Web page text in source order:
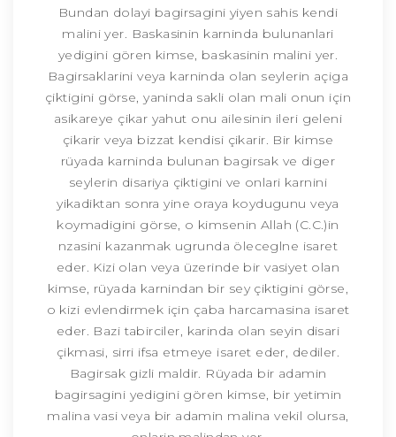
Bundan dolayi bagirsagini yiyen sahis kendi
malini yer. Baskasinin karninda bulunanlari
yedigini gören kimse, baskasinin malini yer.
Bagirsaklarini veya karninda olan seylerin açiga
çiktigini görse, yaninda sakli olan mali onun için
asikareye çikar yahut onu ailesinin ileri geleni
çikarir veya bizzat kendisi çikarir. Bir kimse
rüyada karninda bulunan bagirsak ve diger
seylerin disariya çiktigini ve onlari karnini
yikadiktan sonra yine oraya koydugunu veya
koymadigini görse, o kimsenin Allah (C.C.)in
nzasini kazanmak ugrunda öleceglne isaret
eder. Kizi olan veya üzerinde bir vasiyet olan
kimse, rüyada karnindan bir sey çiktigini görse,
o kizi evlendirmek için çaba harcamasina isaret
eder. Bazi tabirciler, karinda olan seyin disari
çikmasi, sirri ifsa etmeye isaret eder, dediler.
Bagirsak gizli maldir. Rüyada bir adamin
bagirsagini yedigini gören kimse, bir yetimin
malina vasi veya bir adamin malina vekil olursa,